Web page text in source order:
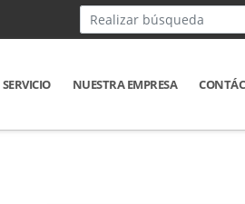
SERVICIO NUESTRA EMPRESA